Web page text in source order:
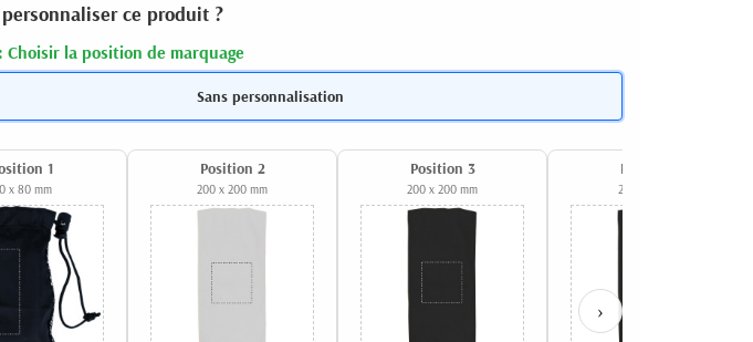
ce produit ?
Choisir la position de marquage
Sans personnalisation
1
x 80 mm
Position 2
200 x 200 mm
Position 3
200 x 200 mm
Position 4
230 x 280 mm
›